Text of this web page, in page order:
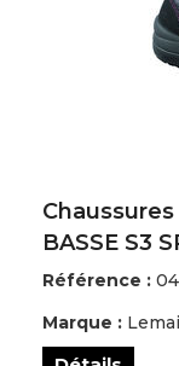
BASSE S3
Référence :
Marque :